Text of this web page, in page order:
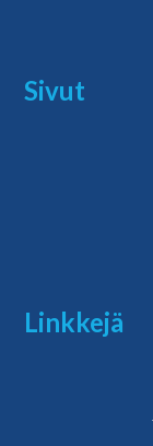
Sivut
Linkkejä